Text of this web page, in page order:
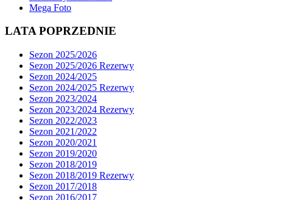
Mega Foto
LATA POPRZEDNIE
Sezon 2025/2026
Sezon 2025/2026 Rezerwy
Sezon 2024/2025
Sezon 2024/2025 Rezerwy
Sezon 2023/2024
Sezon 2023/2024 Rezerwy
Sezon 2022/2023
Sezon 2021/2022
Sezon 2020/2021
Sezon 2019/2020
Sezon 2018/2019
Sezon 2018/2019 Rezerwy
Sezon 2017/2018
Sezon 2016/2017